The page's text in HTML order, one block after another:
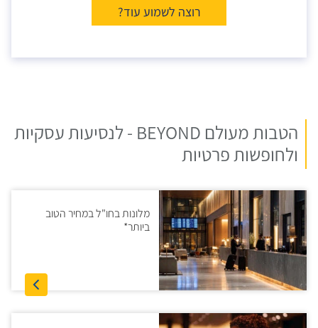
רוצה לשמוע עוד?
הטבות מעולם BEYOND - לנסיעות עסקיות
ולחופשות פרטיות
מלונות בחו"ל במחיר הטוב
ביותר*